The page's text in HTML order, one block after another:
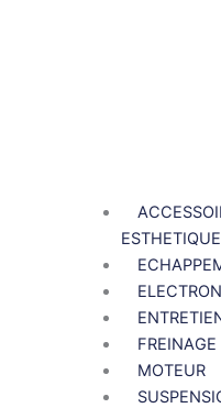
ESTHETIQUE
FREINAGE
MOTEUR